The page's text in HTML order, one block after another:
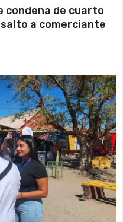
condena de cuarto
a comerciante